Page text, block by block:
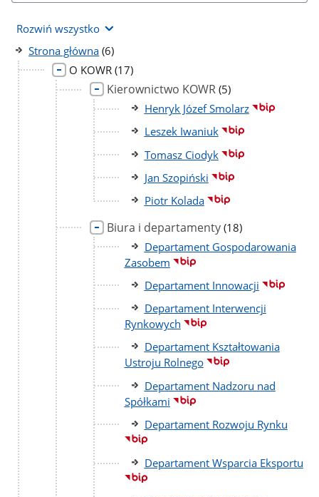
Rozwiń wszystko
Strona główna liczba
podstron
(6)
O KOWR liczba
podstron
(17)
Kierownictwo KOWR liczba
podstron
(5)
Henryk Józef Smolarz
Leszek Iwaniuk
Tomasz Ciodyk
Jan Szopiński
Piotr Kolada
Biura i departamenty liczba
podstron
(18)
Departament Gospodarowania
Zasobem
Departament Innowacji
Departament Interwencji
Rynkowych
Departament Kształtowania
Ustroju Rolnego
Departament Nadzoru nad
Spółkami
Departament Rozwoju Rynku
Departament Wsparcia Eksportu